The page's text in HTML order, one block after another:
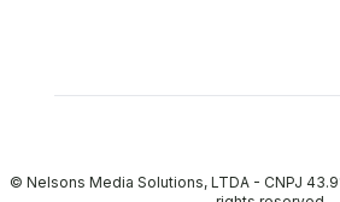
© Nelsons Media Solutions, LTDA - CNPJ